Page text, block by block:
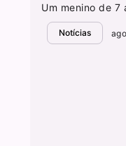
Um menino de 7
Notícias